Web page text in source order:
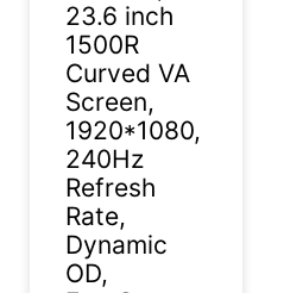
23.6 inch
1500R
Curved VA
Screen,
1920*1080,
240Hz
Refresh
Rate,
Dynamic
OD,